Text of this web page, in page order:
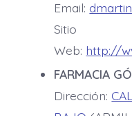
Email:
Sitio
Web: http://
FARMACIA
Dirección: